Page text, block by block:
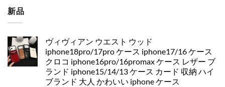
新品
ヴィヴィアン ウエスト ウッド
iphone18pro/17pro ケース iphone17/16 ケース
クロコ iphone16pro/16promax ケース レザー ブ
ランド iphone15/14/13 ケース カード 収納 ハイ
ブランド 大人 かわいい iphone ケース